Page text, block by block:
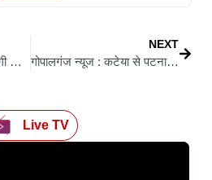
गोपालगंज न्यूज़ : छपरा में होगी लोजपा (रामविलास) की अब तक की सबसे बड़ी रैली, तैयारी जोरों पर
NEXT
गोपालगंज न्यूज : कटेया से पटना के लिए रोडवेज की नई बस सेवा शुरू, ग्रामीणों को मिलेगा बड़ा लाभ
Live TV